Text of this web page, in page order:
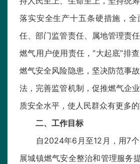
落实安全生产十五条硬措施，
任、部门监管责任、属地管理责任
燃气用户使用责任，“大起底”排
燃气安全风险隐患，坚决防范事
法，完善监管机制，促推燃气企
质安全水平，使人民群众有更多的
二、工作目标
自2024年6月至12月，用7个
展城镇燃气安全整治和管理服务